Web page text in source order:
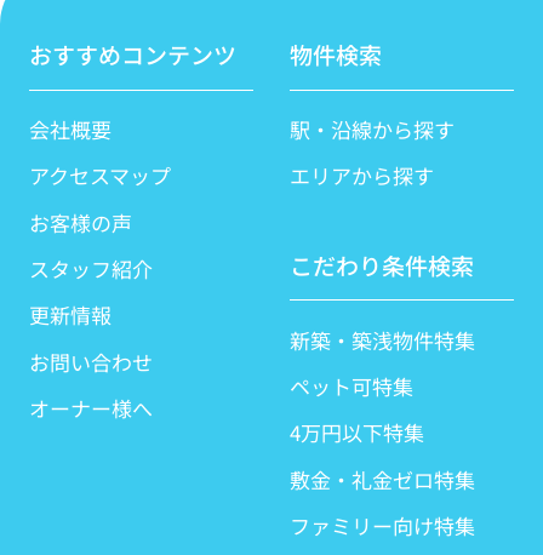
おすすめコンテンツ
会社概要
アクセスマップ
お客様の声
スタッフ紹介
更新情報
お問い合わせ
オーナー様へ
物件検索
駅・沿線から探す
エリアから探す
こだわり条件検索
新築・築浅物件特集
ペット可特集
4万円以下特集
敷金・礼金ゼロ特集
ファミリー向け特集